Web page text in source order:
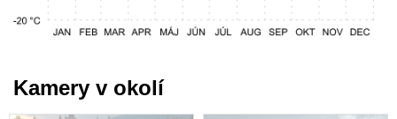
Kamery v okolí